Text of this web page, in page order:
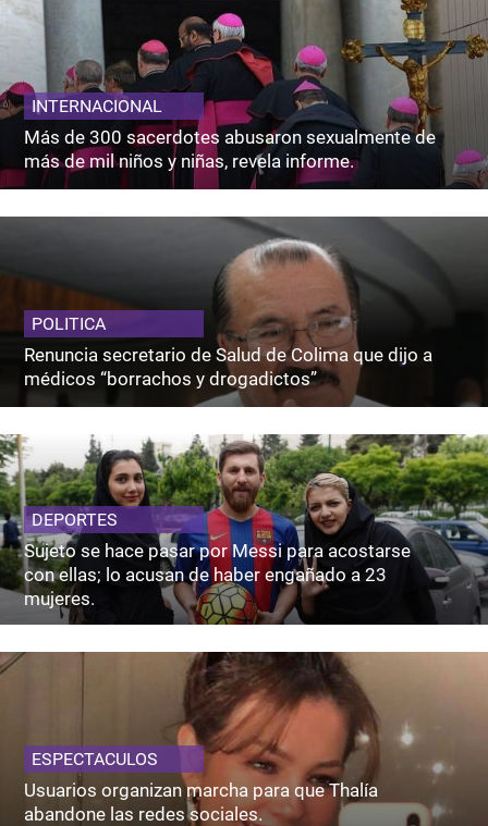
INTERNACIONAL
Más de 300 sacerdotes abusaron sexualmente de
más de mil niños y niñas, revela informe.
POLITICA
Renuncia secretario de Salud de Colima que dijo a
médicos “borrachos y drogadictos”
DEPORTES
Sujeto se hace pasar por Messi para acostarse
con ellas; lo acusan de haber engañado a 23
mujeres.
ESPECTACULOS
Usuarios organizan marcha para que Thalía
abandone las redes sociales.